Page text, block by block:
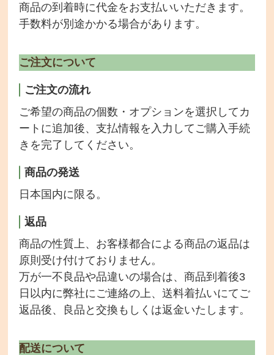
商品一覧
取り扱い商品・メーカー
希釈情報
会社情報
商品の到着時に代金をお支払いいただきます。
手数料が別途かかる場合があります。
ご注文について
ご注文の流れ
ご希望の商品の個数・オプションを選択してカ
ートに追加後、支払情報を入力してご購入手続
きを完了してください。
商品の発送
日本国内に限る。
返品
商品の性質上、お客様都合による商品の返品は
原則受け付けておりません。
万が一不良品や品違いの場合は、商品到着後3
日以内に弊社にご連絡の上、送料着払いにてご
返品後、良品と交換もしくは返金いたします。
配送について